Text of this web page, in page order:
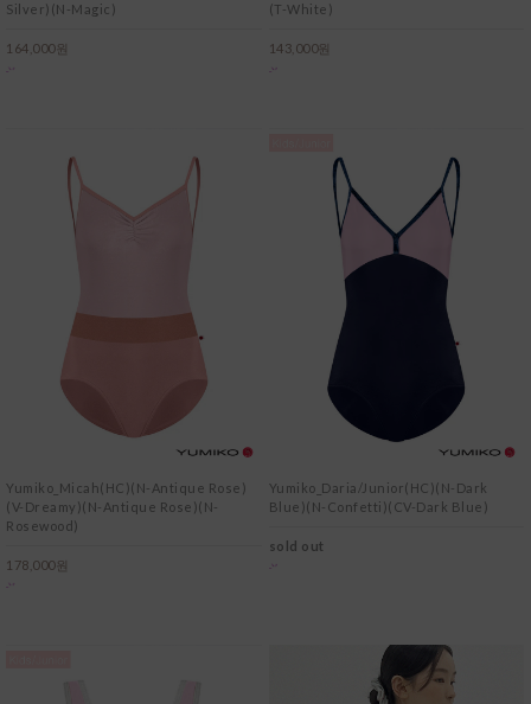
Silver)(N-Magic)
164,000원
(T-White)
143,000원
Yumiko_Micah(HC)(N-Antique Rose)
(V-Dreamy)(N-Antique Rose)(N-
Rosewood)
178,000원
Yumiko_Daria/Junior(HC)(N-Dark
Blue)(N-Confetti)(CV-Dark Blue)
sold out